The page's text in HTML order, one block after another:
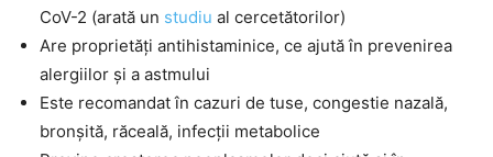
CoV-2 (arată un studiu al cercetătorilor)
Are proprietăți antihistaminice, ce ajută în prevenirea
alergiilor și a astmului
Este recomandat în cazuri de tuse, congestie nazală,
bronșită, răceală, infecții metabolice